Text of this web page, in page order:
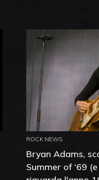
ROCK NEWS
Bryan Adams,
Summer of ‘69